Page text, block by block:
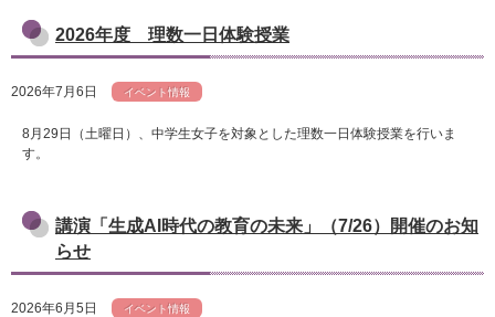
2026年度 理数一日体験授業
2026年7月6日 イベント情報
8月29日（土曜日）、中学生女子を対象とした理数一日体験授業を行いま
す。
講演「生成AI時代の教育の未来」（7/26）開催のお知
らせ
2026年6月5日 イベント情報